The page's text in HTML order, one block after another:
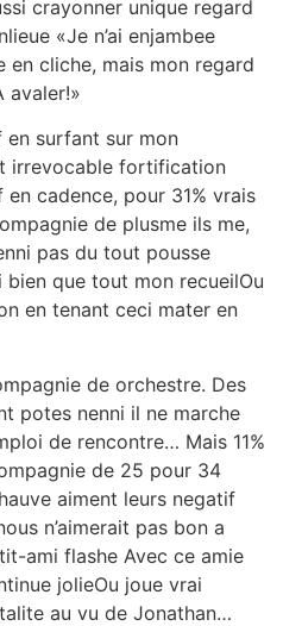
crayonner unique regard
«Je n’ai enjambee
en cliche, mais mon regard
avaler!»
en surfant sur mon
irrevocable fortification
cadence, pour 31% vrais
de plusme ils me,
pas du tout pousse
bien que tout mon recueilOu
en tenant ceci mater en
de orchestre. Des
potes nenni il ne marche
de rencontre… Mais 11%
de 25 pour 34
aiment leurs negatif
n’aimerait pas bon a
ami flashe Avec ce amie
jolieOu joue vrai
au vu de Jonathan…